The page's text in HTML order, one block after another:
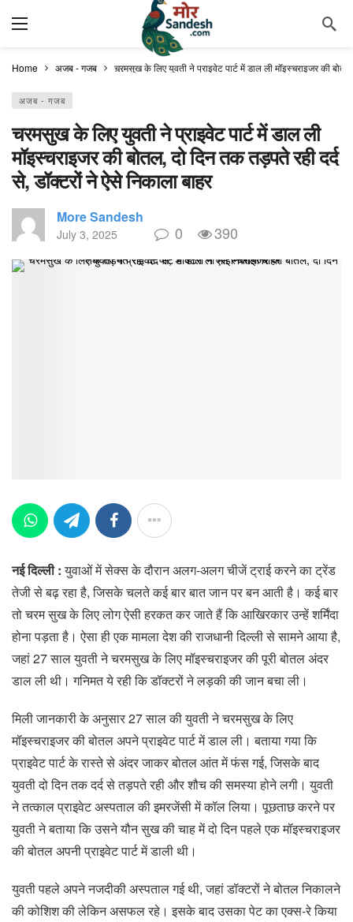
Home अजब - गजब चरमसुख के लिए युवती ने प्राइवेट पार्ट में डाल ली मॉइस्चराइजर की
अजब - गजब
चरमसुख के लिए युवती ने प्राइवेट पार्ट में डाल ली
मॉइस्चराइजर की बोतल, दो दिन तक तड़पते रही दर्द
से, डॉक्टरों ने ऐसे निकाला बाहर
More Sandesh
July 3, 2025 0 390
नई दिल्ली :युवाओं में सेक्स के दौरान अलग-अलग चीजें ट्राई करने का ट्रेंड
तेजी से बढ़ रहा है, जिसके चलते कई बार बात जान पर बन आती है। कई बार
तो चरम सुख के लिए लोग ऐसी हरकत कर जाते हैं कि आखिरकार उन्हें शर्मिंदा
होना पड़ता है। ऐसा ही एक मामला देश की राजधानी दिल्ली से सामने आया है,
जहां 27 साल युवती ने चरमसुख के लिए मॉइस्चराइजर की पूरी बोतल अंदर
डाल ली थी। गनिमत ये रही कि डॉक्टरों ने लड़की की जान बचा ली।
मिली जानकारी के अनुसार 27 साल की युवती ने चरमसुख के लिए
मॉइस्चराइजर की बोतल अपने प्राइवेट पार्ट में डाल ली। बताया गया कि
प्राइवेट पार्ट के रास्ते से अंदर जाकर बोतल आंत में फंस गई, जिसके बाद
युवती दो दिन तक दर्द से तड़पते रही और शौच की समस्या होने लगी। युवती
ने तत्काल प्राइवेट अस्पताल की इमरजेंसी में कॉल लिया। पूछताछ करने पर
युवती ने बताया कि उसने यौन सुख की चाह में दो दिन पहले एक मॉइस्चराइजर
की बोतल अपनी प्राइवेट पार्ट में डाली थी।
युवती पहले अपने नजदीकी अस्पताल गई थी, जहां डॉक्टरों ने बोतल निकालने
की कोशिश की लेकिन असफल रहे। इसके बाद उसका पेट का एक्स-रे किया